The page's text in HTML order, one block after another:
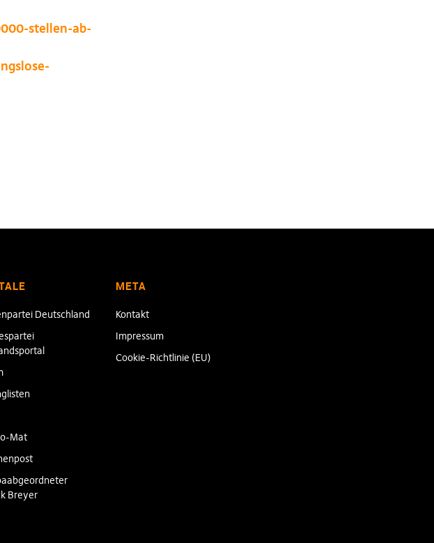
stellen-ab-
Deutschland
Mat
Breyer
META
Kontakt
Impressum
Cookie-Richtlinie (EU)